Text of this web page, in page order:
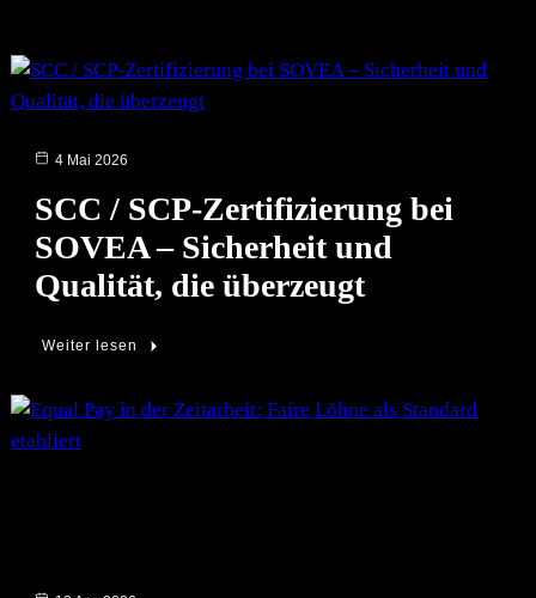
4 Mai 2026
SCC / SCP-Zertifizierung bei
SOVEA – Sicherheit und
Qualität, die überzeugt
Weiter lesen